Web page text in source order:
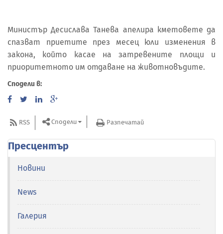
Министър Десислава Танева апелира кметовете да
спазват приетите през месец юли изменения в
закона, който касае на затревените площи и
приоритетното им отдаване на животновъдите.
Сподели в:
RSS Сподели Разпечатай
Пресцентър
Новини
News
Галерия